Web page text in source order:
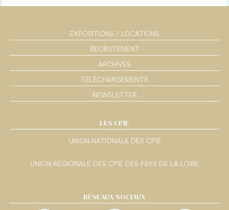
EXPOSITIONS / LOCATIONS
RECRUTEMENT
ARCHIVES
TÉLÉCHARGEMENTS
NEWSLETTER
LES CPIE
UNION NATIONALE DES CPIE
UNION RÉGIONALE DES CPIE DES PAYS DE LA LOIRE
RÉSEAUX SOCIAUX